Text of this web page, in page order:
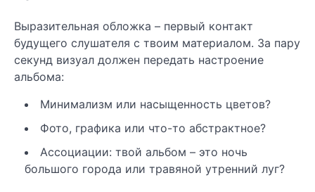
Выразительная обложка – первый контакт
будущего слушателя с твоим материалом. За пару
секунд визуал должен передать настроение
альбома:
Минимализм или насыщенность цветов?
Фото, графика или что-то абстрактное?
Ассоциации: твой альбом – это ночь
большого города или травяной утренний луг?